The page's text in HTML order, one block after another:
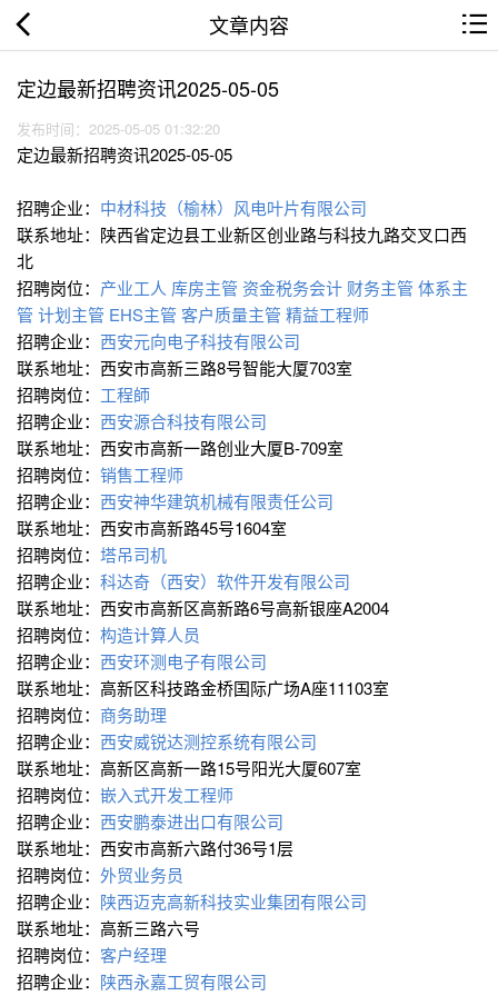
文章内容
定边最新招聘资讯2025-05-05
发布时间：2025-05-05 01:32:20
定边最新招聘资讯2025-05-05
招聘企业： 中材科技（榆林）风电叶片有限公司
联系地址：陕西省定边县工业新区创业路与科技九路交叉口西
北
招聘岗位： 产业工人 库房主管 资金税务会计 财务主管 体系主
管 计划主管 EHS主管 客户质量主管 精益工程师
招聘企业： 西安元向电子科技有限公司
联系地址：西安市高新三路8号智能大厦703室
招聘岗位： 工程師
招聘企业： 西安源合科技有限公司
联系地址：西安市高新一路创业大厦B-709室
招聘岗位： 销售工程师
招聘企业： 西安神华建筑机械有限责任公司
联系地址：西安市高新路45号1604室
招聘岗位： 塔吊司机
招聘企业： 科达奇（西安）软件开发有限公司
联系地址：西安市高新区高新路6号高新银座A2004
招聘岗位： 构造计算人员
招聘企业： 西安环测电子有限公司
联系地址：高新区科技路金桥国际广场A座11103室
招聘岗位： 商务助理
招聘企业： 西安威锐达测控系统有限公司
联系地址：高新区高新一路15号阳光大厦607室
招聘岗位： 嵌入式开发工程师
招聘企业： 西安鹏泰进出口有限公司
联系地址：西安市高新六路付36号1层
招聘岗位： 外贸业务员
招聘企业： 陕西迈克高新科技实业集团有限公司
联系地址：高新三路六号
招聘岗位： 客户经理
招聘企业： 陕西永嘉工贸有限公司